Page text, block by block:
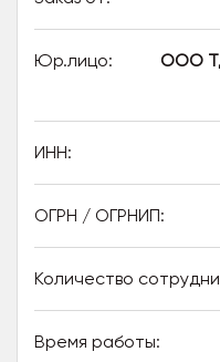
Юр.лицо:
ООО
ИНН:
ОГРН / ОГРНИП:
Количество
Время работы: